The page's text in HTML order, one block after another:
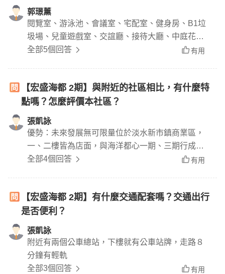
郭璟薰
閱覽室、游泳池、會議室、宅配室、健身房、B1垃
圾場、兒童遊戲室、交誼廳、接待大廳、中庭花
園、空中花園、視聽室、KTV。向大山、大水、大
動，波浪設計前後起伏更有獨特風貌。
全部5個回答 有用
【宏盛海都 2期】與附近的社區相比，有什麼特
點嗎？怎麼評價本社區？
張凱詠
優勢：未來發展無可限量位於淡水新市鎮商業區，
一、二樓皆為店面，與海洋都心一期、三期行成一
個巨大的商場，總戶數超過４５００戶等住滿穩定
全部4個回答 有用
【宏盛海都 2期】有什麼交通配套嗎？交通出行
是否便利？
張凱詠
附近有兩個公車總站，下樓就有公車站牌，走路８
分鐘有輕軌
全部3個回答
有用